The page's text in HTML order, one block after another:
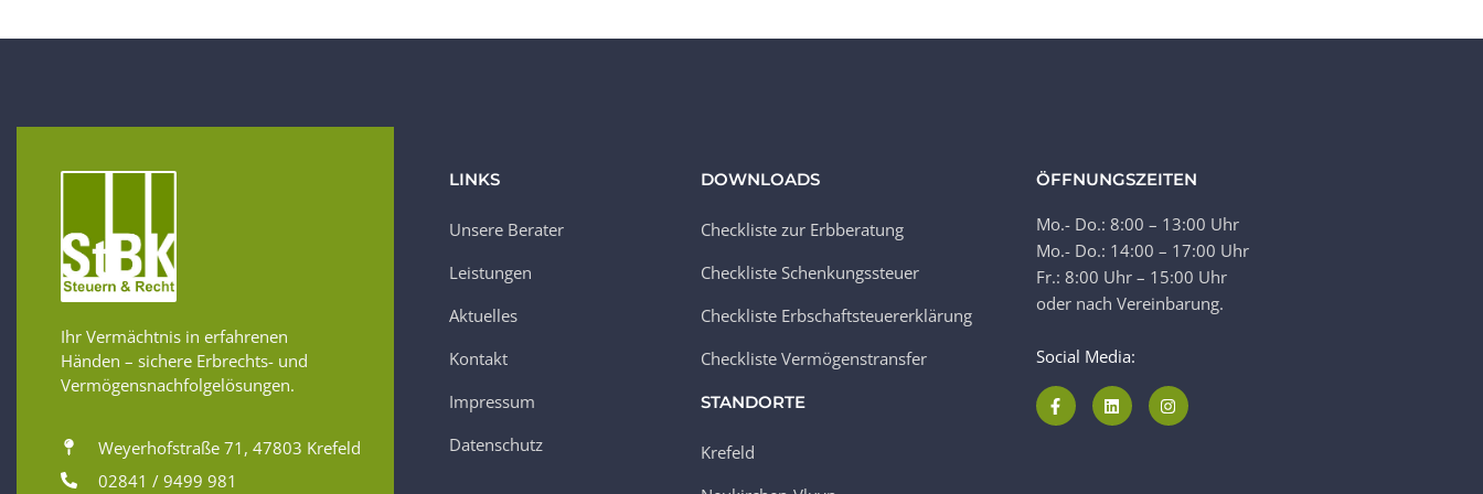
Ihr Vermächtnis in erfahrenen
Händen – sichere Erbrechts- und
Vermögensnachfolgelösungen.
Weyerhofstraße 71, 47803 Krefeld
02841 / 9499 981
LINKS
Unsere Berater
Leistungen
Aktuelles
Kontakt
Impressum
Datenschutz
DOWNLOADS
Checkliste zur Erbberatung
Checkliste Schenkungssteuer
Checkliste Erbschaftsteuererklärung
Checkliste Vermögenstransfer
STANDORTE
Krefeld
ÖFFNUNGSZEITEN
Mo.- Do.: 8:00 – 13:00 Uhr
Mo.- Do.: 14:00 – 17:00 Uhr
Fr.: 8:00 Uhr – 15:00 Uhr
oder nach Vereinbarung.
Social Media: